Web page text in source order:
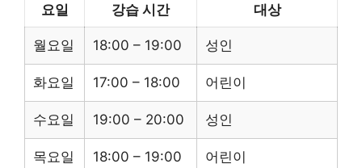
요일 강습 시간 대상
월요일 18:00 – 19:00 성인
화요일 17:00 – 18:00 어린이
수요일 19:00 – 20:00 성인
목요일 18:00 – 19:00 어린이